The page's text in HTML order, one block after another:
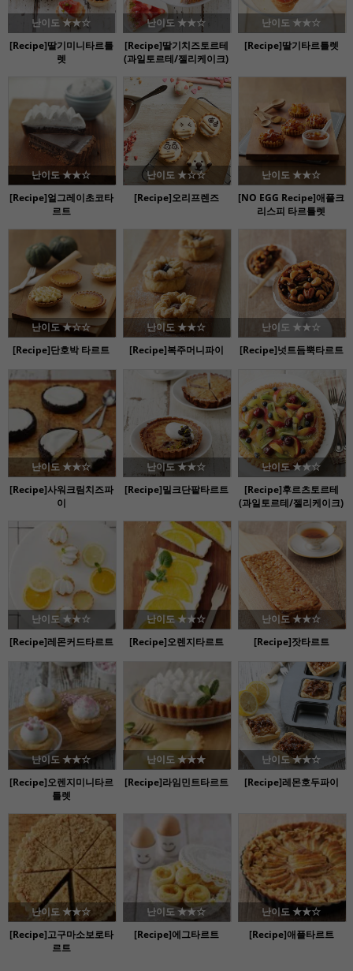
난이도 ★★☆
[Recipe]딸기미니타르틀
렛
난이도 ★★☆
[Recipe]딸기치즈토르테
(과일토르테/젤리케이크)
난이도 ★★☆
[Recipe]딸기타르틀렛
난이도 ★★☆
[Recipe]얼그레이초코타
르트
난이도 ★☆☆
[Recipe]오리프렌즈
난이도 ★★☆
[NO EGG Recipe]애플크
리스피 타르틀렛
난이도 ★☆☆
[Recipe]단호박 타르트
난이도 ★★☆
[Recipe]복주머니파이
난이도 ★★☆
[Recipe]넛트듬뿍타르트
난이도 ★★☆
[Recipe]사워크림치즈파
이
난이도 ★★☆
[Recipe]밀크단팥타르트
난이도 ★★☆
[Recipe]후르츠토르테
(과일토르테/젤리케이크)
난이도 ★★☆
[Recipe]레몬커드타르트
난이도 ★★☆
[Recipe]오렌지타르트
난이도 ★★☆
[Recipe]잣타르트
난이도 ★★☆
[Recipe]오렌지미니타르
틀렛
난이도 ★★★
[Recipe]라임민트타르트
난이도 ★★☆
[Recipe]레몬호두파이
난이도 ★★☆
[Recipe]고구마소보로타
르트
난이도 ★★☆
[Recipe]에그타르트
난이도 ★★☆
[Recipe]애플타르트